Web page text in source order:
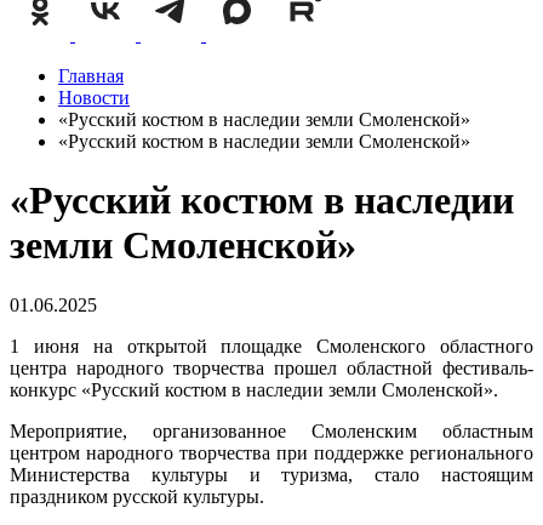
Главная
Новости
«Русский костюм в наследии земли Смоленской»
«Русский костюм в наследии земли Смоленской»
«Русский костюм в наследии
земли Смоленской»
01.06.2025
1 июня на открытой площадке Смоленского областного
центра народного творчества прошел областной фестиваль-
конкурс «Русский костюм в наследии земли Смоленской».
Мероприятие, организованное Смоленским областным
центром народного творчества при поддержке регионального
Министерства культуры и туризма, стало настоящим
праздником русской культуры.